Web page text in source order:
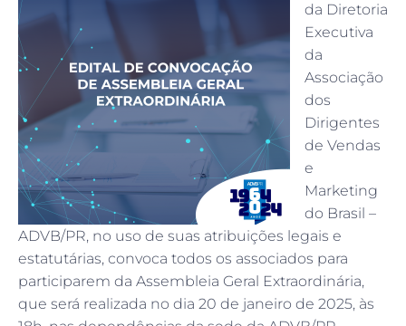
da Diretoria
Executiva
da
Associação
dos
Dirigentes
de Vendas
e
Marketing
do Brasil –
ADVB/PR, no uso de suas atribuições legais e
estatutárias, convoca todos os associados para
participarem da Assembleia Geral Extraordinária,
que será realizada no dia 20 de janeiro de 2025, às